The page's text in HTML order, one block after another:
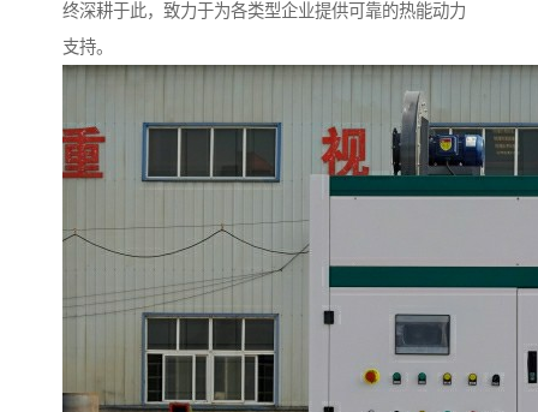
终深耕于此，致力于为各类型企业提供可靠的热能动力
支持。